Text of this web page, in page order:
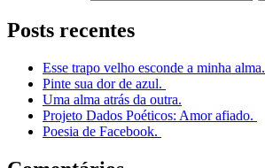
Posts recentes
Esse trapo velho esconde a minha alma.
Pinte sua dor de azul.
Uma alma atrás da outra.
Projeto Dados Poéticos: Amor afiado.
Poesia de Facebook.